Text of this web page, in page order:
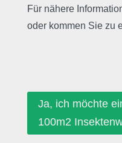
Für nähere
oder kommen Sie zu
Ja, ich möchte
100m2